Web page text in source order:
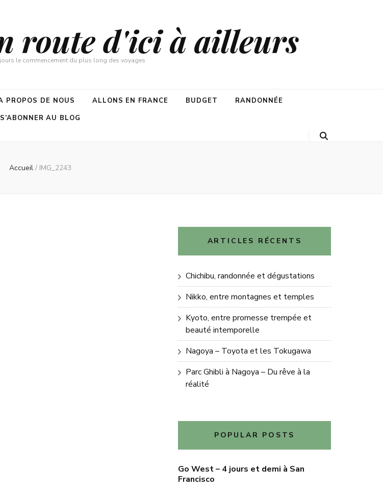
route d'ici à ailleurs
le commencement du plus long des voyages
PROPOS DE NOUS ALLONS EN FRANCE BUDGET
RANDONNÉE
S’ABONNER AU BLOG
Accueil / IMG_2243
ARTICLES RÉCENTS
Chichibu, randonnée et dégustations
Nikko, entre montagnes et temples
Kyoto, entre promesse trempée et
beauté intemporelle
Nagoya – Toyota et les Tokugawa
Parc Ghibli à Nagoya – Du rêve à la
réalité
POPULAR POSTS
Go West – 4 jours et demi à San
Francisco